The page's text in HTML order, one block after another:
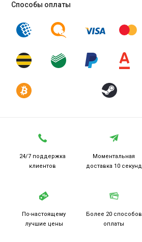
Способы оплаты
24/7 поддержка
клиентов
Моментальная
доставка 10 секунд
По-настоящему
лучшие цены
Более 20 способов
оплаты